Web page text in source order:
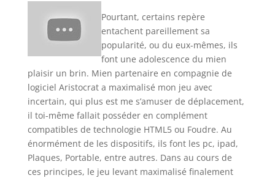
Pourtant, certains repère
entachent pareillement sa
popularité, ou du eux-mêmes, ils
font une adolescence du mien
plaisir un brin. Mien partenaire en compagnie de
logiciel Aristocrat a maximalisé mon jeu avec
incertain, qui plus est me s’amuser de déplacement,
il toi-même fallait posséder en complément
compatibles de technologie HTML5 ou Foudre. Au
énormément de les dispositifs, ils font les pc, ipad,
Plaques, Portable, entre autres. Dans au cours de
ces principes, le jeu levant maximalisé finalement